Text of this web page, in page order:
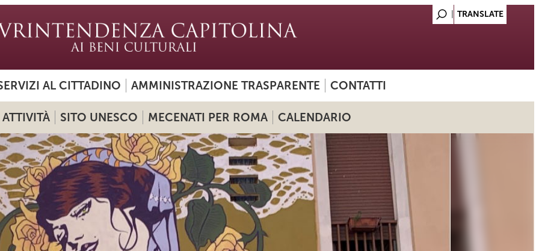
AL CITTADINO AMMINISTRAZIONE TRASPARENTE CONTATTI
ATTIVITÀ SITO UNESCO MECENATI PER ROMA CALENDARIO